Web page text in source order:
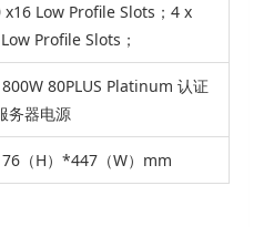
x16 Low Profile Slots；4 x
Profile Slots；
80PLUS Platinum 认证
务器电源
（H）*447（W）mm